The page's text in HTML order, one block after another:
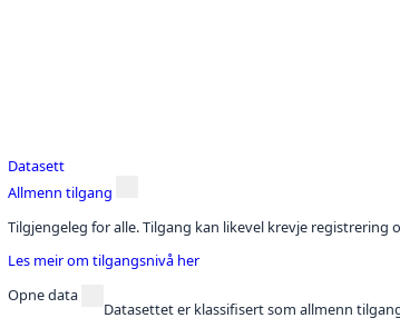
Datasett
Allmenn tilgang
Tilgjengeleg for alle. Tilgang kan likevel krevje
Les meir om tilgangsnivå her
Opne data
Datasettet er klassifisert som allmenn